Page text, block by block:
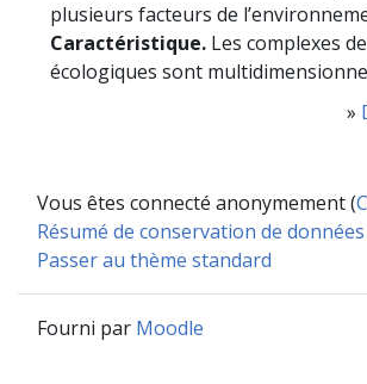
plusieurs facteurs de
Caractéristique. Les complexes
écologiques sont
»
Vous êtes connecté anonymement (
Résumé de conservation de données
Passer au thème standard
Fourni par Moodle